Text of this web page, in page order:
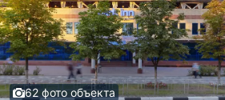
62 фото объекта